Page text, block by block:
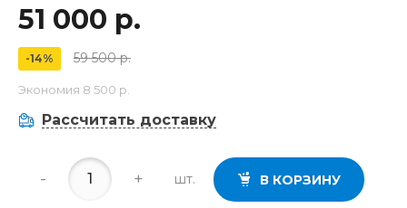
51 000 р.
-14% 59 500 р.
Экономия 8 500 р.
Рассчитать доставку
- + шт. В КОРЗИНУ